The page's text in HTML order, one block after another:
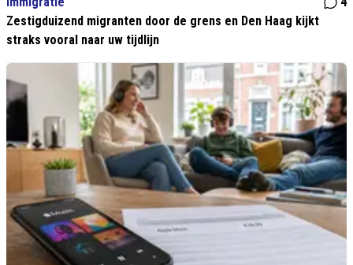
Zestigduizend migranten door de grens en Den Haag kijkt
straks vooral naar uw tijdlijn